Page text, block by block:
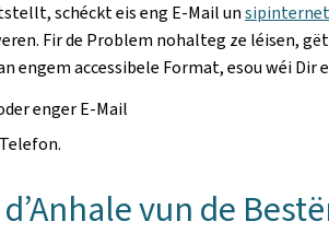
schéckt eis eng E-Mail un
Fir de Problem nohalteg ze léisen,
engem accessibele Format, esou wéi
enger E-Mail
vun de